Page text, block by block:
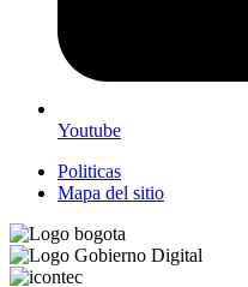
Youtube
Politicas
Mapa del sitio